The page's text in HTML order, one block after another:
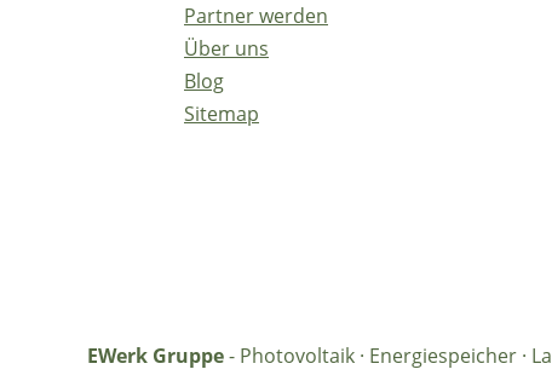
Partner werden
Über uns
Blog
Sitemap
EWerk Gruppe- Photovoltaik · Energiespeicher ·